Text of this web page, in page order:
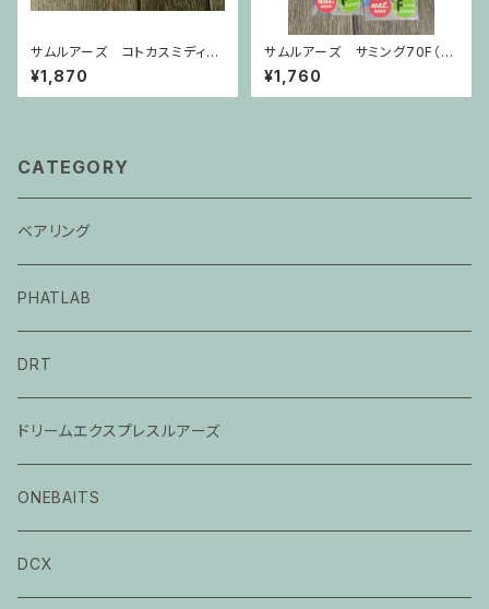
サムルアーズ コトカスミディア
ム
¥1,870
サムルアーズ サミング70F（N
AT）
¥1,760
CATEGORY
ベアリング
PHATLAB
DRT
ドリームエクスプレスルアーズ
ONEBAITS
DCX